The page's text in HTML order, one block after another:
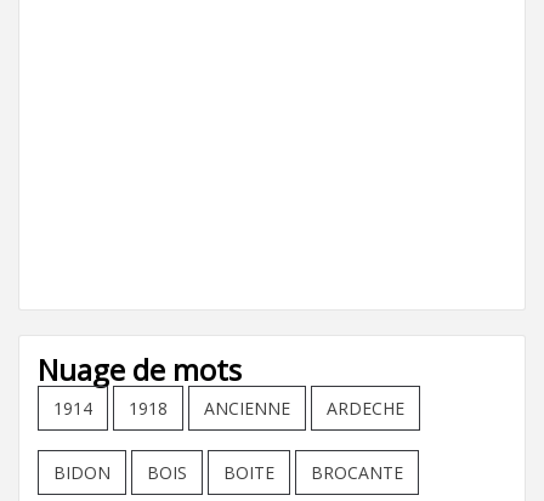
Nuage de mots
1914 1918 ANCIENNE ARDECHE
BIDON BOIS BOITE BROCANTE